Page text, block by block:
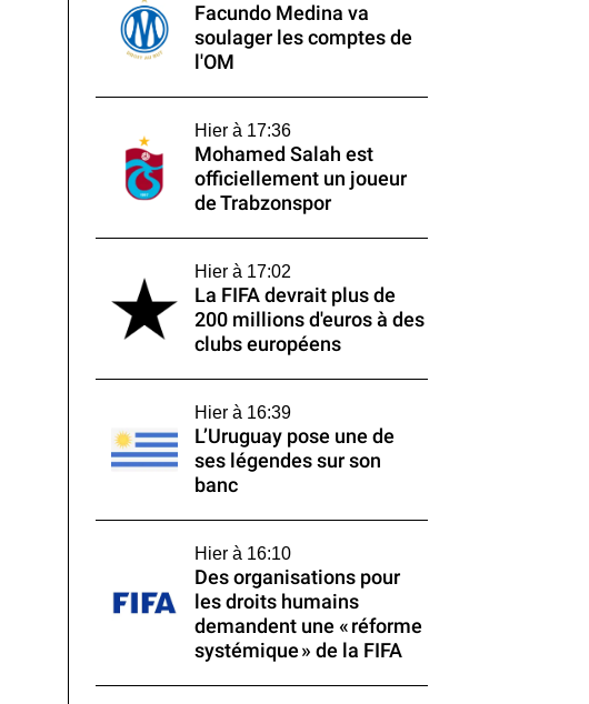
Facundo Medina va
soulager les comptes de
l'OM
Hier à 17:36
Mohamed Salah est
officiellement un joueur
de Trabzonspor
Hier à 17:02
La FIFA devrait plus de
200 millions d'euros à des
clubs européens
Hier à 16:39
L’Uruguay pose une de
ses légendes sur son
banc
Hier à 16:10
Des organisations pour
les droits humains
demandent une « réforme
systémique » de la FIFA